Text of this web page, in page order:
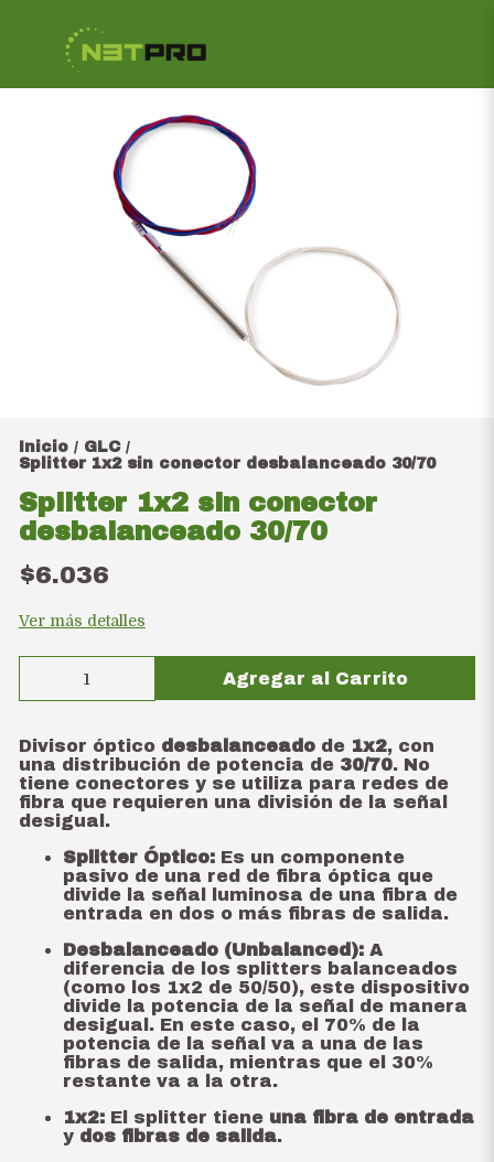
Inicio / GLC /
Splitter 1x2 sin conector desbalanceado 30/70
Splitter 1x2 sin conector
desbalanceado 30/70
$6.036
Ver más detalles
Agregar al Carrito
Divisor óptico desbalanceadode 1x2, con
una distribución de potencia de 30/70. No
tiene conectores y se utiliza para redes de
fibra que requieren una división de la señal
desigual.
Splitter Óptico:Es un componente
pasivo de una red de fibra óptica que
divide la señal luminosa de una fibra de
entrada en dos o más fibras de salida.
Desbalanceado (Unbalanced):A
diferencia de los splitters balanceados
(como los 1x2 de 50/50), este dispositivo
divide la potencia de la señal de manera
desigual. En este caso, el 70% de la
potencia de la señal va a una de las
fibras de salida, mientras que el 30%
restante va a la otra.
1x2:El splitter tiene una fibra de entrada
y dos fibras de salida.